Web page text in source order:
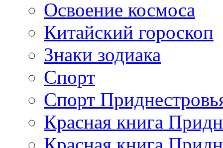
Освоение космоса
Китайский гороскоп
Знаки зодиака
Спорт
Спорт
Красная книга